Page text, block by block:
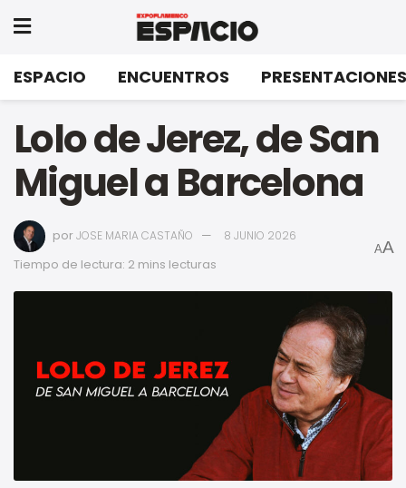
ESPACIO ENCUENTROS PRESENTACIONES
Lolo de Jerez, de San
Miguel a Barcelona
porJOSE MARIA CASTAÑO 8 JUNIO 2026
Tiempo de lectura: 2 mins lecturas
AA